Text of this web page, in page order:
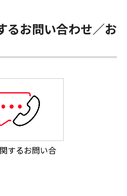
るお問い合わせ／お
するお問い合